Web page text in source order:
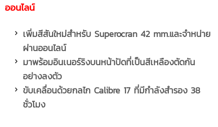
ออนไลน์
เพิ่มสีสันใหม่สำหรับ Superocran 42 mm.และจำหน่าย
ผ่านออนไลน์
มาพร้อมอินเนอร์ริงบนหน้าปัดที่เป็นสีเหลืองตัดกัน
อย่างลงตัว
ขับเคลื่อนด้วยกลไก Calibre 17 ที่มีกำลังสำรอง 38
ชั่วโมง